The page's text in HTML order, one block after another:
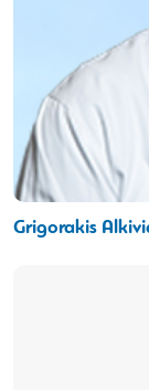
Grigorakis